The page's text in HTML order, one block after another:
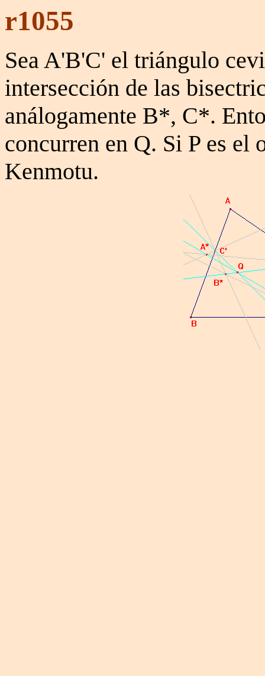
r1055
Sea A'B'C' el triángulo
intersección de las
análogamente B*, C*.
concurren en Q. Si P es el
Kenmotu.